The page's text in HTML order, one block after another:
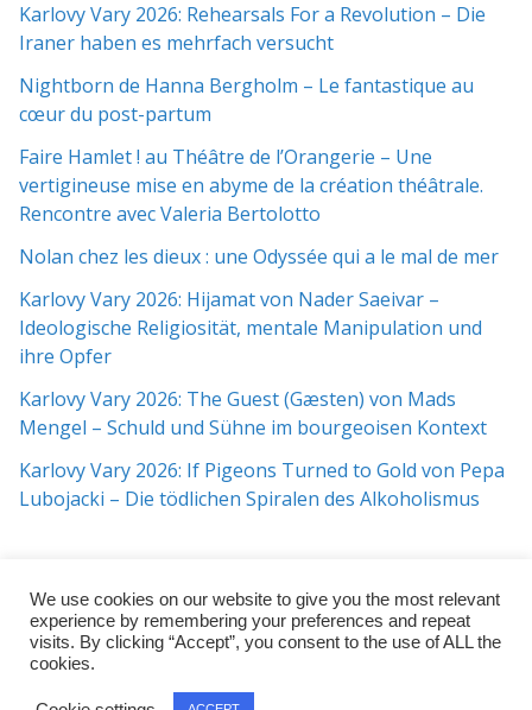
Karlovy Vary 2026: Rehearsals For a Revolution – Die
Iraner haben es mehrfach versucht
Nightborn de Hanna Bergholm – Le fantastique au
cœur du post-partum
Faire Hamlet ! au Théâtre de l’Orangerie – Une
vertigineuse mise en abyme de la création théâtrale.
Rencontre avec Valeria Bertolotto
Nolan chez les dieux : une Odyssée qui a le mal de mer
Karlovy Vary 2026: Hijamat von Nader Saeivar​​ –
Ideologische Religiosität, mentale Manipulation und
ihre Opfer
Karlovy Vary 2026: The Guest (Gæsten) von Mads
Mengel – Schuld und Sühne im bourgeoisen Kontext
Karlovy Vary 2026: If Pigeons Turned to Gold von Pepa
Lubojacki – Die tödlichen Spiralen des Alkoholismus
Copyright © 2026j:mag
We use cookies on our website to give you the most relevant
experience by remembering your preferences and repeat
visits. By clicking “Accept”, you consent to the use of ALL the
cookies.